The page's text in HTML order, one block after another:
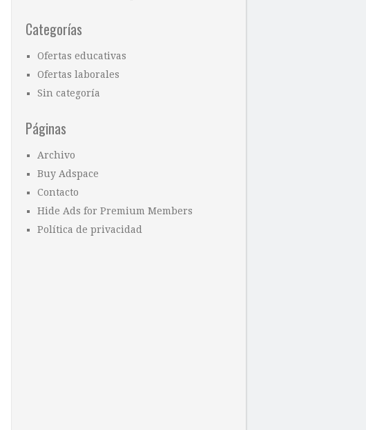
Categorías
Ofertas educativas
Ofertas laborales
Sin categoría
Páginas
Archivo
Buy Adspace
Contacto
Hide Ads for Premium Members
Política de privacidad